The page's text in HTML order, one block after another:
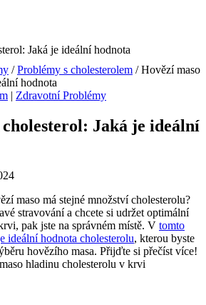
/ Problémy s cholesterolem / Hovězí maso
hodnota
| Zdravotní Problémy
cholesterol: Jaká je ideální
maso má stejné množství cholesterolu?
stravování a chcete si udržet optimální
pak jste na správném místě. V tomto
ideální hodnota cholesterolu, kterou byste
hovězího masa. Přijďte si přečíst více!